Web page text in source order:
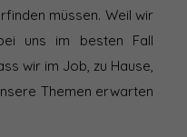
müssen. Weil wir
uns im besten Fall
wir im Job, zu Hause,
Themen erwarten